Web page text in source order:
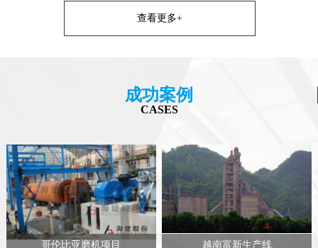
查看更多+
成功案例
CASES
哥伦比亚磨机项目 越南富新生产线